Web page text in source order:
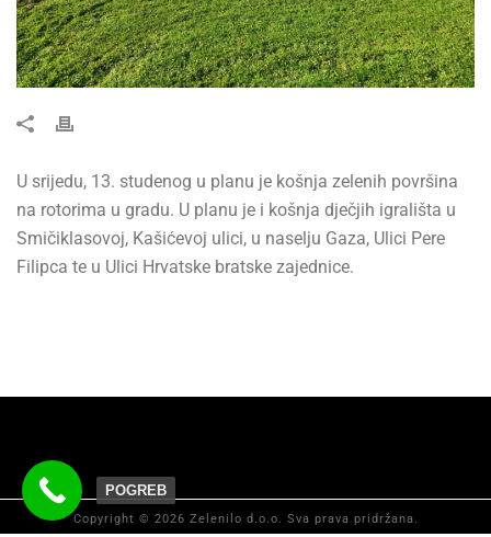
U srijedu, 13. studenog u planu je košnja zelenih površina
na rotorima u gradu. U planu je i košnja dječjih igrališta u
Smičiklasovoj, Kašićevoj ulici, u naselju Gaza, Ulici Pere
Filipca te u Ulici Hrvatske bratske zajednice.
Copyright © 2026 Zelenilo d.o.o. Sva prava pridržana.
POGREB